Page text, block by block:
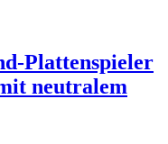
Plattenspieler
neutralem